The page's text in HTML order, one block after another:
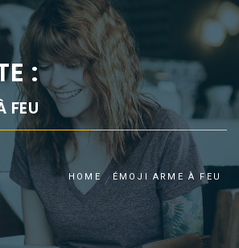
:
FEU
HOME ÉMOJI ARME À FEU